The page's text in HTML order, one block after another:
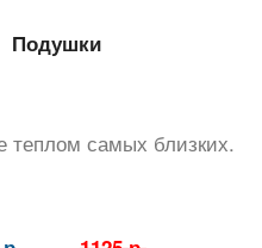
Подушки
самых близких.